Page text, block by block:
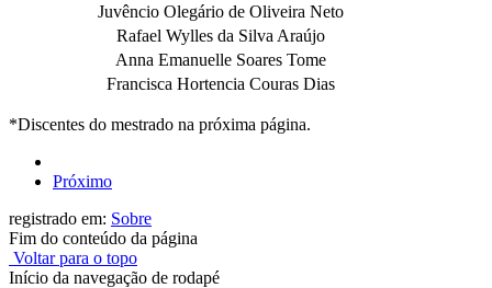
Juvêncio Olegário de Oliveira Neto
Rafael Wylles da Silva Araújo
Anna Emanuelle Soares Tome
Francisca Hortencia Couras Dias
*Discentes do mestrado na próxima página.
Próximo
registrado em: Sobre
Fim do conteúdo da página
Voltar para o topo
Início da navegação de rodapé